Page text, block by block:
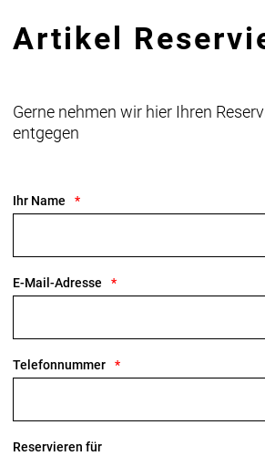
Artikel
Gerne nehmen wir hier Ihren
entgegen
Ihr Name
E-Mail-Adresse
Telefonnummer
Reservieren für